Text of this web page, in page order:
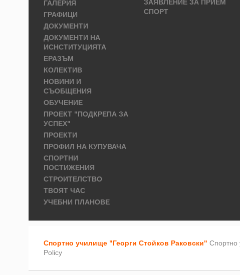
ГАЛЕРИЯ
ГРАФИЦИ
ДОКУМЕНТИ
ДОКУМЕНТИ НА
ИСНСТИТУЦИЯТА
ЕРАЗЪМ
КОЛЕКТИВ
НОВИНИ И
СЪОБЩЕНИЯ
ОБУЧЕНИЕ
ПРОЕКТ "ПОДКРЕПА ЗА
УСПЕХ"
ПРОЕКТИ
ПРОФИЛ НА КУПУВАЧА
СПОРТНИ
ПОСТИЖЕНИЯ
СТРОИТЕЛСТВО
ТВОЯТ ЧАС
УЧЕБНИ ПЛАНОВЕ
ЗАЯВЛЕНИЕ ЗА ПРИЕМ
СПОРТ
Спортно училище "Георги Стойков Раковски"
Policy